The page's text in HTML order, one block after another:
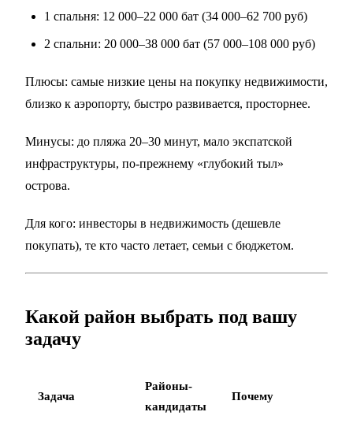
1 спальня: 12 000–22 000 бат (34 000–62 700 руб)
2 спальни: 20 000–38 000 бат (57 000–108 000 руб)
Плюсы: самые низкие цены на покупку недвижимости,
близко к аэропорту, быстро развивается, просторнее.
Минусы: до пляжа 20–30 минут, мало экспатской
инфраструктуры, по-прежнему «глубокий тыл»
острова.
Для кого: инвесторы в недвижимость (дешевле
покупать), те кто часто летает, семьи с бюджетом.
Какой район выбрать под вашу
задачу
Задача
Районы-
кандидаты
Почему